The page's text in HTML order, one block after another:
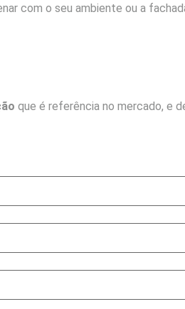
com o seu ambiente ou a
que é referência no mercado, e